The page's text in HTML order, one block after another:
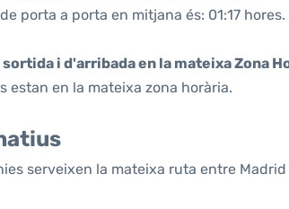
porta a porta en mitjana és: 01:17 hores.
i d'arribada en la mateixa Zona
estan en la mateixa zona horària.
serveixen la mateixa ruta entre Madrid